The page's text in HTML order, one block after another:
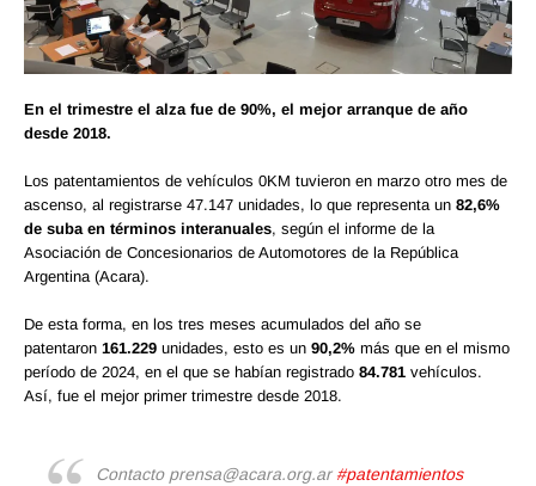
En el trimestre el alza fue de 90%, el mejor arranque de año
desde 2018.
Los patentamientos de vehículos 0KM tuvieron en marzo otro mes de
ascenso, al registrarse 47.147 unidades, lo que representa un 82,6%
de suba en términos interanuales, según el informe de la
Asociación de Concesionarios de Automotores de la República
Argentina (Acara).
De esta forma, en los tres meses acumulados del año se
patentaron 161.229 unidades, esto es un 90,2% más que en el mismo
período de 2024, en el que se habían registrado 84.781 vehículos.
Así, fue el mejor primer trimestre desde 2018.
Contacto prensa@acara.org.ar #patentamientos